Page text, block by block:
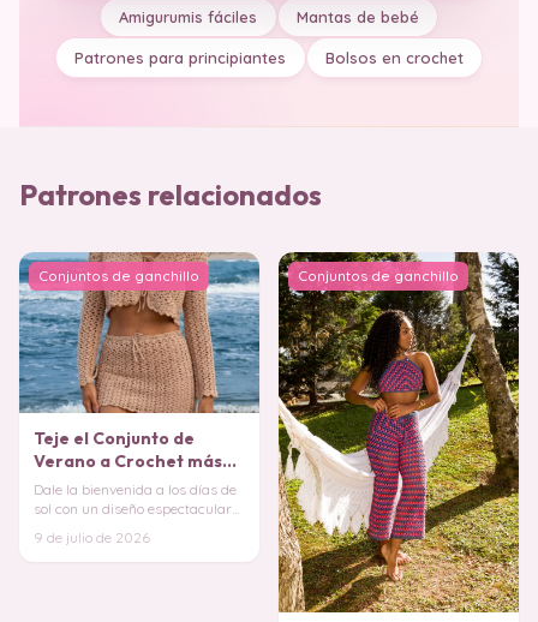
Amigurumis fáciles Mantas de bebé
Patrones para principiantes Bolsos en crochet
Patrones relacionados
Conjuntos de ganchillo
Teje el Conjunto de
Verano a Crochet más
Fresco (Patrón Gratis)
Dale la bienvenida a los días de
sol con un diseño espectacular
protagonista
9 de julio de 2026
Conjuntos de ganchillo